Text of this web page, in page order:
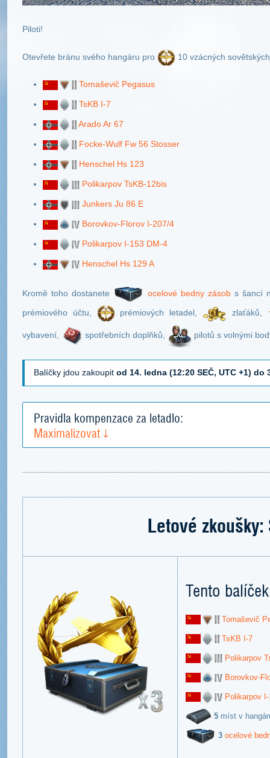
Piloti!
Otevřete bránu svého hangáru pro 10 vzácných
Tomaševič Pegasus
TsKB I-7
Arado Ar 67
Focke-Wulf Fw 56 Stosser
Henschel Hs 123
Polikarpov TsKB-12bis
Junkers Ju 86 E
Borovkov-Florov I-207/4
Polikarpov I-153 DM-4
Henschel Hs 129 A
Kromě toho dostanete ocelové bedny zásobs šancí
prémiového účtu,
prémiových letadel, zlaťáků,
vybavení, spotřebních doplňků, pilotů s volnými
Balíčky jdou zakoupit od 14. ledna (12:20 SEČ, UTC +1) do
Pravidla kompenzace za letadlo:
Maximalizovat
Letové zkoušky:
Tento
Tomaševič
TsKB I-7
Polikarpov
Borovkov-
Polikarpov
5 míst v
3 ocelové